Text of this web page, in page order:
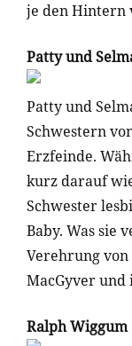
je den Hintern
Patty und
Patty und
Schwestern
Erzfeinde.
kurz darauf
Schwester
Baby. Was sie
Verehrung von
MacGyver und
Ralph Wiggum